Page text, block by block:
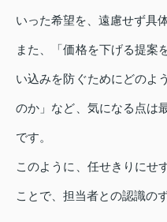
いった希望を、遠慮せず具
また、「価格を下げる提案
い込みを防ぐためにどのよ
のか」など、気になる点は
です。
このように、任せきりにせ
ことで、担当者との認識の